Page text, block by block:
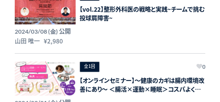
【vol.22】整形外科医の戦略と実践~チームで挑む
投球肩障害~
2024/03/08 (金) 公開
山田 唯一 ¥2,980
全1回 0
【オンラインセミナー】～健康のカギは腸内環境改
善にあり～ ＜腸活×運動×睡眠＞コスパよく健